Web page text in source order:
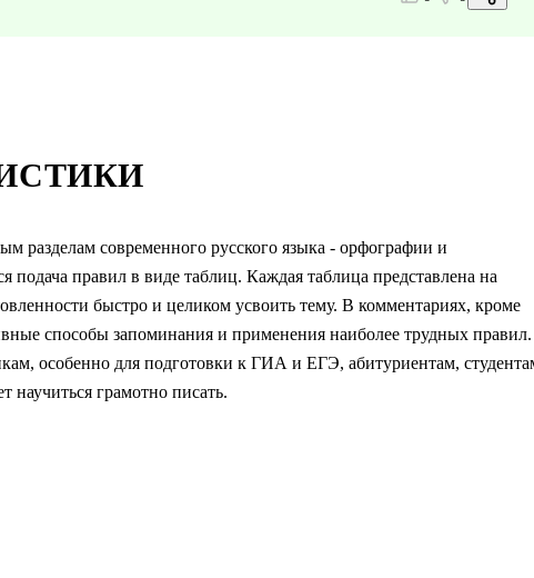
разделам современного русского языка - орфографии и
правил в виде таблиц. Каждая таблица представлена на
быстро и целиком усвоить тему. В комментариях, кроме
способы запоминания и применения наиболее трудных правил.
особенно для подготовки к ГИА и ЕГЭ, абитуриентам,
научиться грамотно писать.